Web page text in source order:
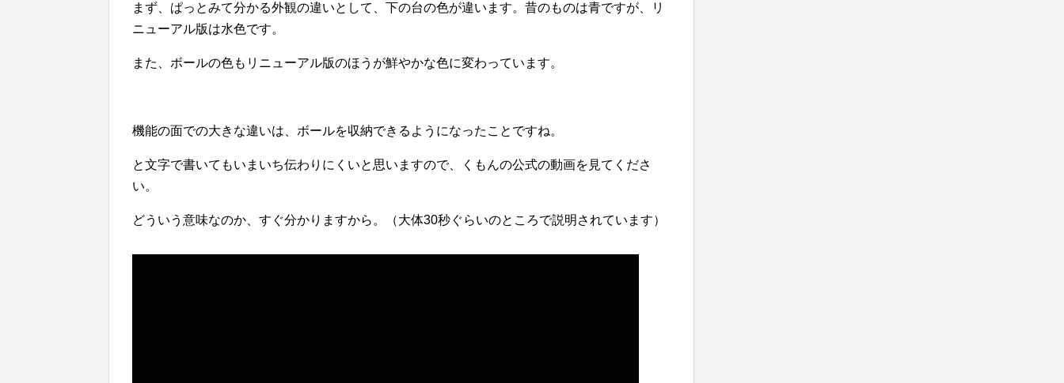
まず、ぱっとみて分かる外観の違いとして、下の台の色が違います。昔のものは青ですが、リ
ニューアル版は水色です。
また、ボールの色もリニューアル版のほうが鮮やかな色に変わっています。
機能の面での大きな違いは、ボールを収納できるようになったことですね。
と文字で書いてもいまいち伝わりにくいと思いますので、くもんの公式の動画を見てくださ
い。
どういう意味なのか、すぐ分かりますから。（大体30秒ぐらいのところで説明されています）